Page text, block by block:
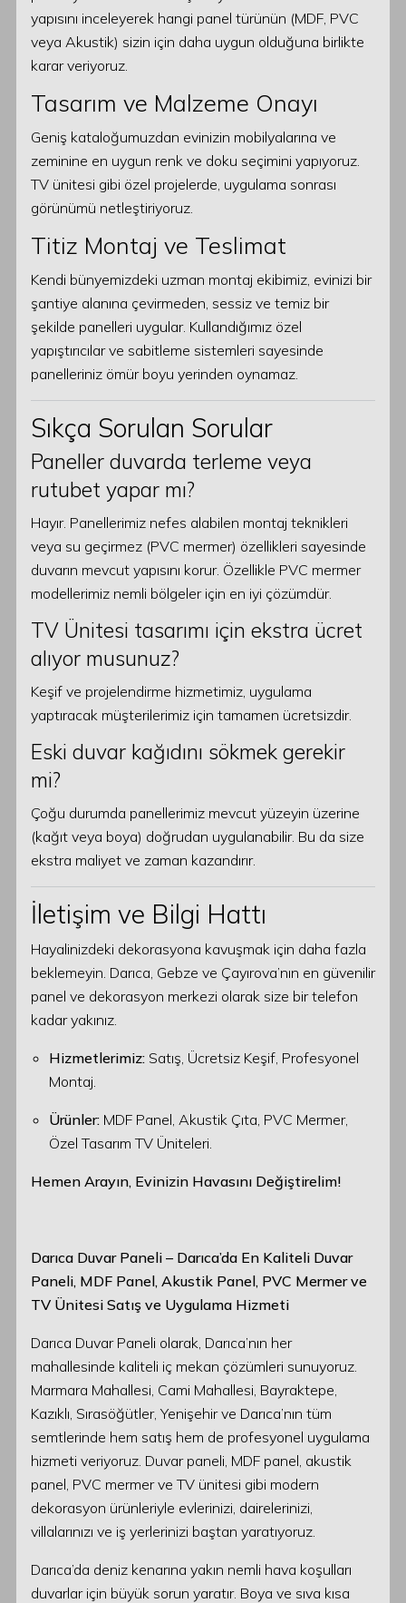
yapısını inceleyerek hangi panel türünün (MDF, PVC
veya Akustik) sizin için daha uygun olduğuna birlikte
karar veriyoruz.
Tasarım ve Malzeme Onayı
Geniş kataloğumuzdan evinizin mobilyalarına ve
zeminine en uygun renk ve doku seçimini yapıyoruz.
TV ünitesi gibi özel projelerde, uygulama sonrası
görünümü netleştiriyoruz.
Titiz Montaj ve Teslimat
Kendi bünyemizdeki uzman montaj ekibimiz, evinizi bir
şantiye alanına çevirmeden, sessiz ve temiz bir
şekilde panelleri uygular. Kullandığımız özel
yapıştırıcılar ve sabitleme sistemleri sayesinde
panelleriniz ömür boyu yerinden oynamaz.
Sıkça Sorulan Sorular
Paneller duvarda terleme veya
rutubet yapar mı?
Hayır. Panellerimiz nefes alabilen montaj teknikleri
veya su geçirmez (PVC mermer) özellikleri sayesinde
duvarın mevcut yapısını korur. Özellikle PVC mermer
modellerimiz nemli bölgeler için en iyi çözümdür.
TV Ünitesi tasarımı için ekstra ücret
alıyor musunuz?
Keşif ve projelendirme hizmetimiz, uygulama
yaptıracak müşterilerimiz için tamamen ücretsizdir.
Eski duvar kağıdını sökmek gerekir
mi?
Çoğu durumda panellerimiz mevcut yüzeyin üzerine
(kağıt veya boya) doğrudan uygulanabilir. Bu da size
ekstra maliyet ve zaman kazandırır.
İletişim ve Bilgi Hattı
Hayalinizdeki dekorasyona kavuşmak için daha fazla
beklemeyin. Darıca, Gebze ve Çayırova’nın en güvenilir
panel ve dekorasyon merkezi olarak size bir telefon
kadar yakınız.
Hizmetlerimiz: Satış, Ücretsiz Keşif, Profesyonel
Montaj.
Ürünler: MDF Panel, Akustik Çıta, PVC Mermer,
Özel Tasarım TV Üniteleri.
Hemen Arayın, Evinizin Havasını Değiştirelim!
Darıca Duvar Paneli – Darıca’da En Kaliteli Duvar
Paneli, MDF Panel, Akustik Panel, PVC Mermer ve
TV Ünitesi Satış ve Uygulama Hizmeti
Darıca Duvar Paneli olarak, Darıca’nın her
mahallesinde kaliteli iç mekan çözümleri sunuyoruz.
Marmara Mahallesi, Cami Mahallesi, Bayraktepe,
Kazıklı, Sırasöğütler, Yenişehir ve Darıca’nın tüm
semtlerinde hem satış hem de profesyonel uygulama
hizmeti veriyoruz. Duvar paneli, MDF panel, akustik
panel, PVC mermer ve TV ünitesi gibi modern
dekorasyon ürünleriyle evlerinizi, dairelerinizi,
villalarınızı ve iş yerlerinizi baştan yaratıyoruz.
Darıca’da deniz kenarına yakın nemli hava koşulları
duvarlar için büyük sorun yaratır. Boya ve sıva kısa